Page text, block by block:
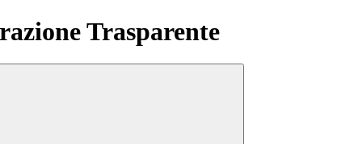
Trasparente